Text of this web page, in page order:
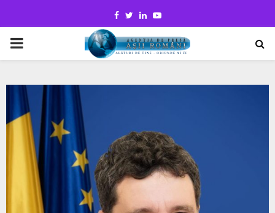
Facebook
TwitterLinkedinYoutube
PRIMARY